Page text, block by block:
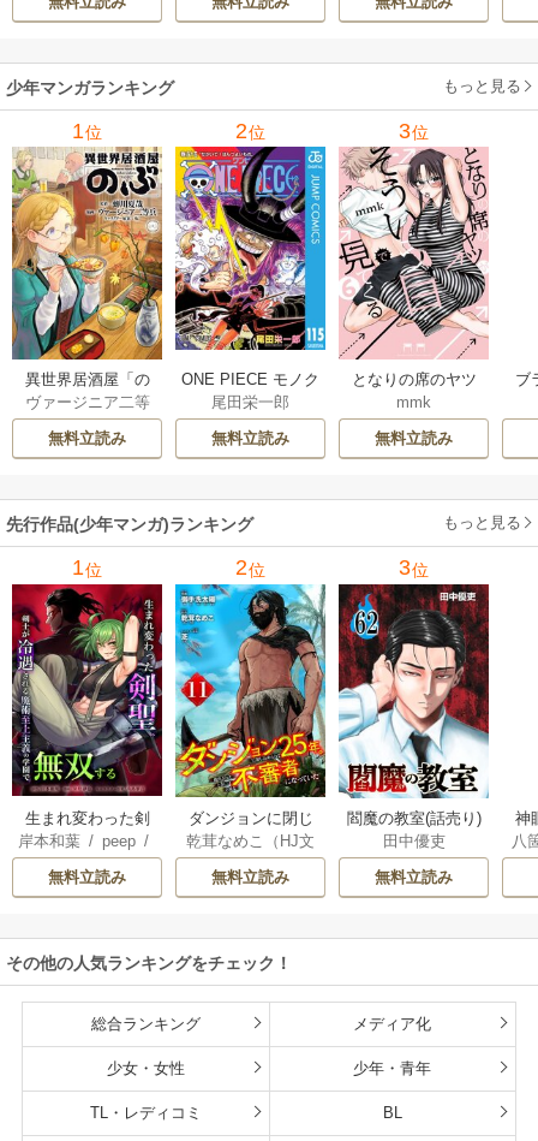
書籍特典付】 22巻
の
れ
メ
少年マンガランキング もっと見る
1位
異世界居酒屋「の
ぶ」
ヴァージニア二等
/ 蝉川夏哉
無料立読み
2位
ONE PIECE モノク
ロ版
尾田栄一郎
無料立読み
3位
となりの席のヤツ
がそういう目で見
てくる
mmk
無料立読み
ブ
先行作品(少年マンガ)ランキング もっと見る
1位
生まれ変わった剣
聖、剣士が冷遇さ
れる魔術至上主義
の学園で無双する
岸本和葉/ peep/
染野静也/
/taskey STUDI
無料立読み
2位
ダンジョンに閉じ
込められて25年。
救出されたときに
は立派な不審者に
版】
乾茸なめこ（HJ文
庫／ホビージャパ
ン刊）/御手洗太
無料立読み
3位
閻魔の教室(話売り)
田中優吏
無料立読み
神
八
その他の人気ランキングをチェック！
総合ランキング メディア化
少女・女性 少年・青年
TL・レディコミ BL